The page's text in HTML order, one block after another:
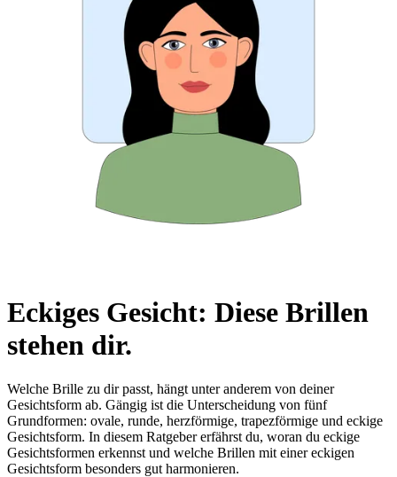
Eckiges Gesicht: Diese Brillen
stehen dir.
Welche Brille zu dir passt, hängt unter anderem von deiner
Gesichtsform ab. Gängig ist die Unterscheidung von fünf
Grundformen: ovale, runde, herzförmige, trapezförmige und eckige
Gesichtsform. In diesem Ratgebererfährst du, woran du eckige
Gesichtsformen erkennst und welche Brillen mit einer eckigen
Gesichtsform besonders gut harmonieren.